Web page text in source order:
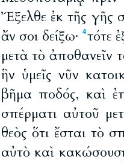
Ἔξελθε ἐκ τῆς γῆς
ἄν σοι δείξω·
4τότε
μετὰ τὸ ἀποθανεῖν
ἣν ὑμεῖς νῦν
βῆμα ποδός, καὶ
σπέρματι αὐτοῦ
θεὸς ὅτι ἔσται τὸ
αὐτὸ καὶ